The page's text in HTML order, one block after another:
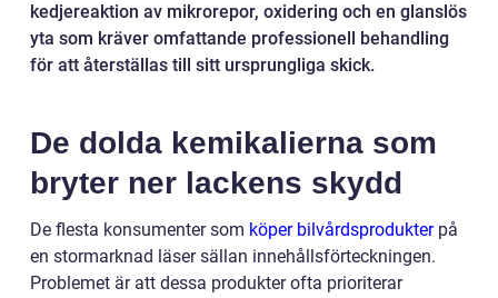
kedjereaktion av mikrorepor, oxidering och en glanslös
yta som kräver omfattande professionell behandling
för att återställas till sitt ursprungliga skick.
De dolda kemikalierna som
bryter ner lackens skydd
De flesta konsumenter som köper bilvårdsprodukterpå
en stormarknad läser sällan innehållsförteckningen.
Problemet är att dessa produkter ofta prioriterar